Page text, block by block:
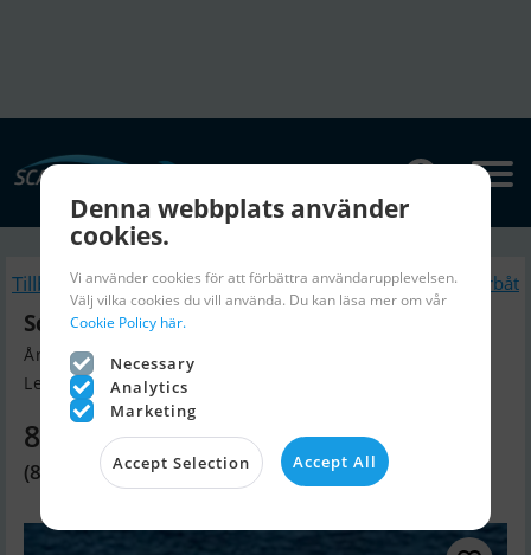
Tillbaka Liknande Motorbåt
Scout 215Xsf
Årsmodell 2020, Motorbåt till salu
Lemmer, Holland
874 050 SEK
(81 000 EUR)
Denna webbplats använder
cookies.
Vi använder cookies för att förbättra användarupplevelsen.
Välj vilka cookies du vill använda. Du kan läsa mer om vår
Cookie Policy här.
Necessary
Analytics
Marketing
Accept Selection Accept All